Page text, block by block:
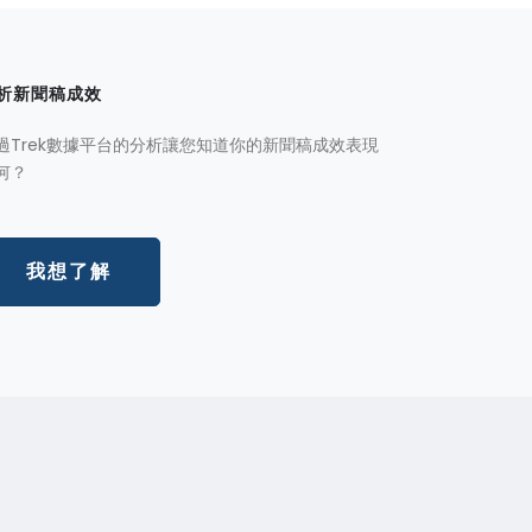
新聞稿成效
Trek數據平台的分析讓您知道你的新聞稿成效表現
？
我想了解